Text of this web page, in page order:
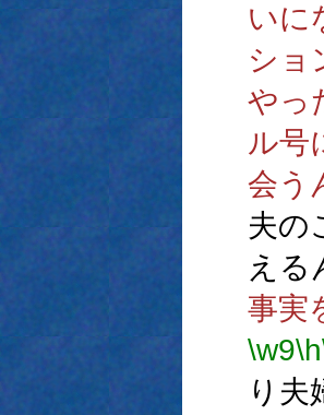
いに
ショ
やっ
ル号
会う
夫の
える
事実
\w9\h
り夫